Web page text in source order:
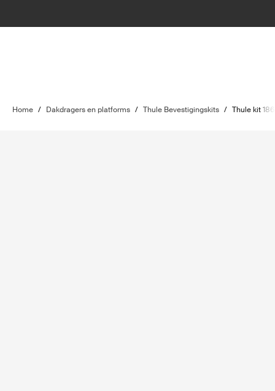
Home / Dakdragers en platforms / Thule Bevestigingskits / Thule kit